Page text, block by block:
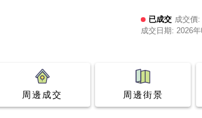
已成交 成交價:
成交日期: 2026年
周邊成交 周邊街景